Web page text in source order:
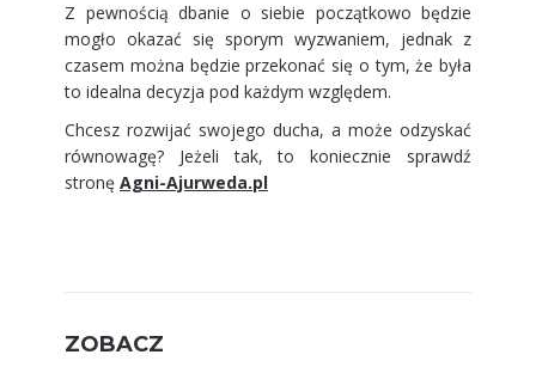
Z pewnością dbanie o siebie początkowo będzie
mogło okazać się sporym wyzwaniem, jednak z
czasem można będzie przekonać się o tym, że była
to idealna decyzja pod każdym względem.
Chcesz rozwijać swojego ducha, a może odzyskać
równowagę? Jeżeli tak, to koniecznie sprawdź
stronę Agni-Ajurweda.pl
ZOBACZ